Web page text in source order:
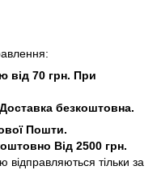
від 70 грн. При
Доставка безкоштовна.
Пошти.
Від 2500 грн.
тільки за